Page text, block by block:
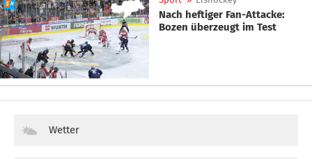
Nach heftiger Fan-Attacke:
Bozen überzeugt im Test
Wetter